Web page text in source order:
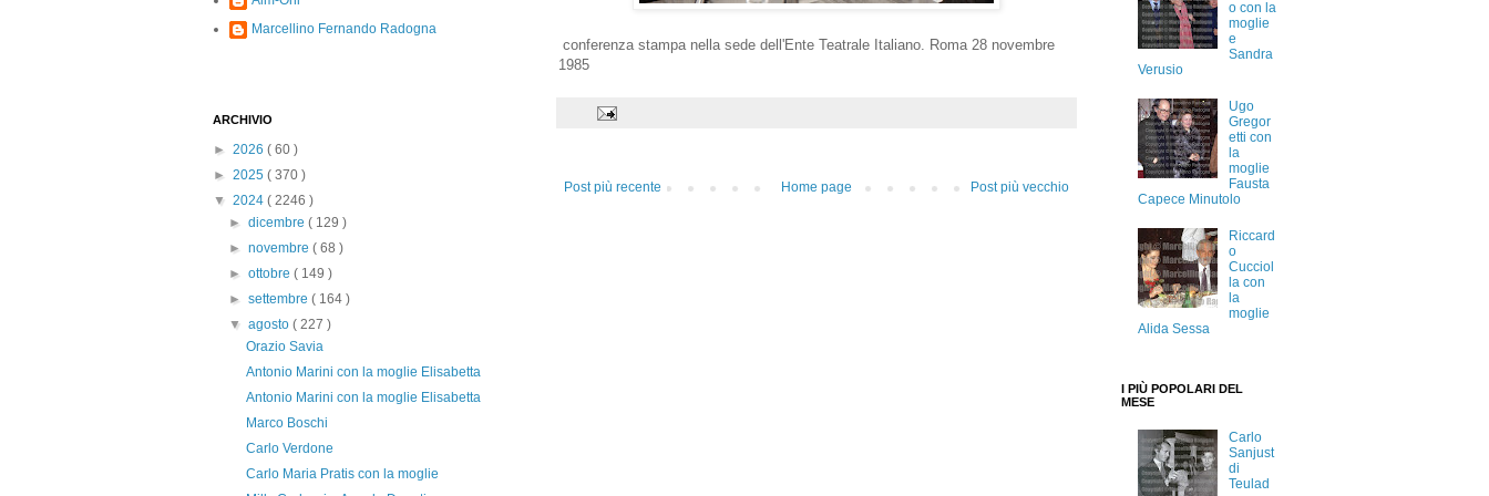
conferenza stampa nella sede dell'Ente Teatrale Italiano. Roma 28 novembre
1985
Post più recente Post più vecchio
Home page
Marcellino Fernando Radogna
ARCHIVIO
► 2026 ( 60 )
► 2025 ( 370 )
▼ 2024 ( 2246 )
►dicembre( 129 )
►novembre( 68 )
►ottobre( 149 )
►settembre( 164 )
▼agosto( 227 )
Orazio Savia
Antonio Marini con la moglie Elisabetta
Antonio Marini con la moglie Elisabetta
Marco Boschi
Carlo Verdone
Carlo Maria Pratis con la moglie
o con la
moglie
e
Sandra
Verusio
Ugo
Gregor
etti con
la
moglie
Fausta
Capece Minutolo
Riccard
o
Cucciol
la con
la
moglie
Alida Sessa
I PIÙ POPOLARI DEL
MESE
Carlo
Sanjust
di
Teulad